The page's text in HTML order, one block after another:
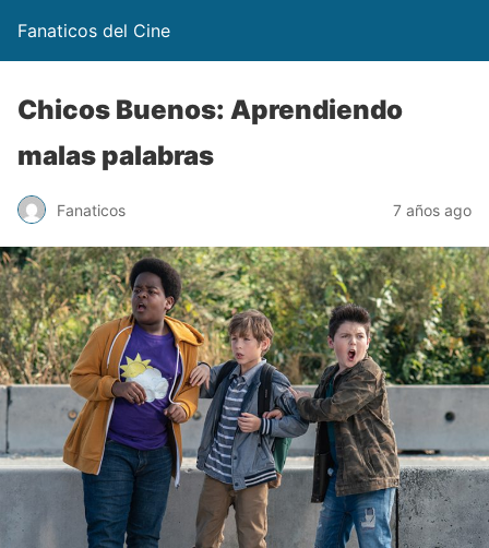
Fanaticos del Cine
Chicos Buenos: Aprendiendo
malas palabras
Fanaticos 7 años ago